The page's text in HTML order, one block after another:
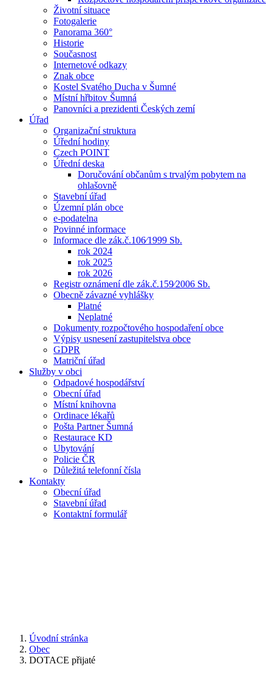
Životní situace
Fotogalerie
Panorama 360°
Historie
Současnost
Internetové odkazy
Znak obce
Kostel Svatého Ducha v Šumné
Místní hřbitov Šumná
Panovníci a prezidenti Českých zemí
Úřad
Organizační struktura
Úřední hodiny
Czech POINT
Úřední deska
Doručování občanům s trvalým pobytem na
ohlašovně
Stavební úřad
Územní plán obce
e-podatelna
Povinné informace
Informace dle zák.č.106⁄1999 Sb.
rok 2024
rok 2025
rok 2026
Registr oznámení dle zák.č.159⁄2006 Sb.
Obecně závazné vyhlášky
Platné
Neplatné
Dokumenty rozpočtového hospodaření obce
Výpisy usnesení zastupitelstva obce
GDPR
Matriční úřad
Služby v obci
Odpadové hospodářství
Obecní úřad
Místní knihovna
Ordinace lékařů
Pošta Partner Šumná
Restaurace KD
Ubytování
Policie ČR
Důležitá telefonní čísla
Kontakty
Obecní úřad
Stavební úřad
Kontaktní formulář
Úvodní stránka
Obec
DOTACE přijaté